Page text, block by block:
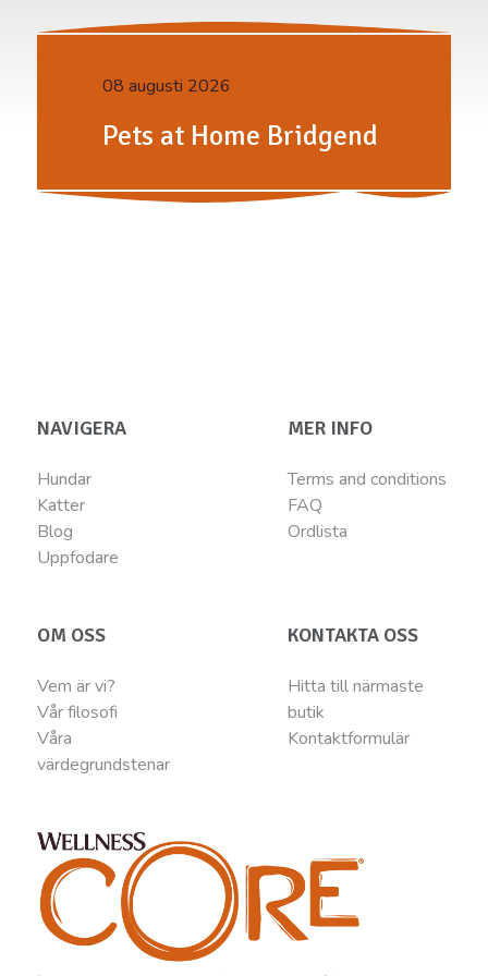
08 augusti 2026
Pets at Home Bridgend
NAVIGERA
Hundar
Katter
Blog
Uppfodare
MER INFO
Terms and conditions
FAQ
Ordlista
OM OSS
Vem är vi?
Vår filosofi
Våra
värdegrundstenar
KONTAKTA OSS
Hitta till närmaste
butik
Kontaktformulär